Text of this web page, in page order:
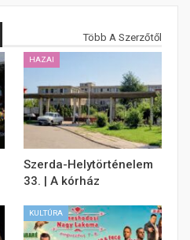
Több A Szerzőtől
HAZAI
Szerda-Helytörténelem
33. | A kórház
KULTÚRA